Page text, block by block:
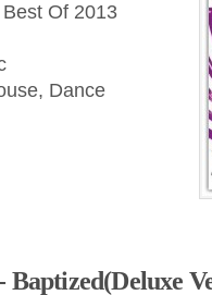
Of 2013
Dance
Baptized(Deluxe